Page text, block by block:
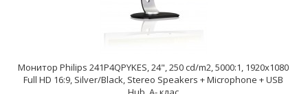
Монитор Philips 241P4QPYKES, 24", 250 cd/m2, 5000:1, 1920x1080
Full HD 16:9, Silver/Black, Stereo Speakers + Microphone + USB